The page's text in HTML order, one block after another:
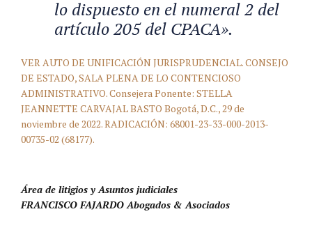
lo dispuesto en el numeral 2 del
artículo 205 del CPACA».
VER AUTO DE UNIFICACIÓN JURISPRUDENCIAL. CONSEJO
DE ESTADO, SALA PLENA DE LO CONTENCIOSO
ADMINISTRATIVO. Consejera Ponente: STELLA
JEANNETTE CARVAJAL BASTO Bogotá, D.C., 29 de
noviembre de 2022. RADICACIÓN: 68001-23-33-000-2013-
00735-02 (68177).
Área de litigios y Asuntos judiciales
FRANCISCO FAJARDO Abogados & Asociados